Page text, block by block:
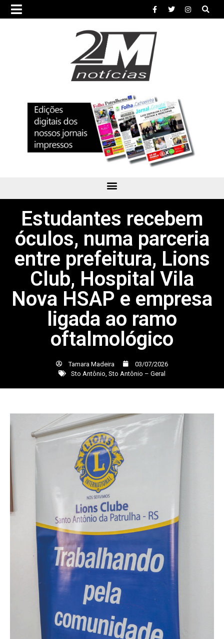
Estudantes recebem
óculos, numa parceria
entre prefeitura, Lions
Club, Hospital Vila
Nova HSAP e empresa
ligada ao ramo
oftalmológico
Tamara Madeira
03/07/2026
Sto Antônio Sto Antônio – Geral